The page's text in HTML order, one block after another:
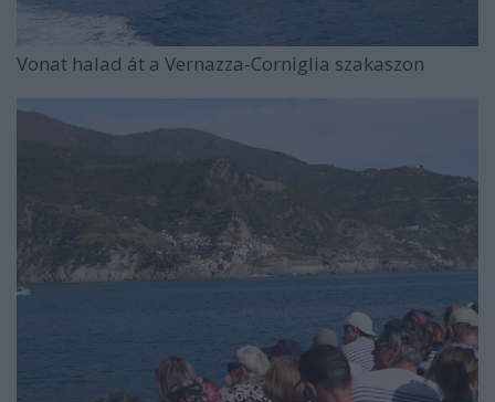
Vonat halad át a Vernazza-Corniglia szakaszon